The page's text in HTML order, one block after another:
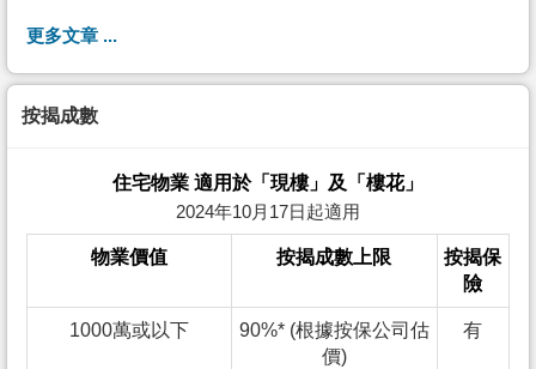
更多文章 ...
按揭成數
住宅物業 適用於「現樓」及「樓花」
2024年10月17日起適用
物業價值 按揭成數上限
按揭保
險
1000萬或以下
90%* (根據按保公司估
價)
有